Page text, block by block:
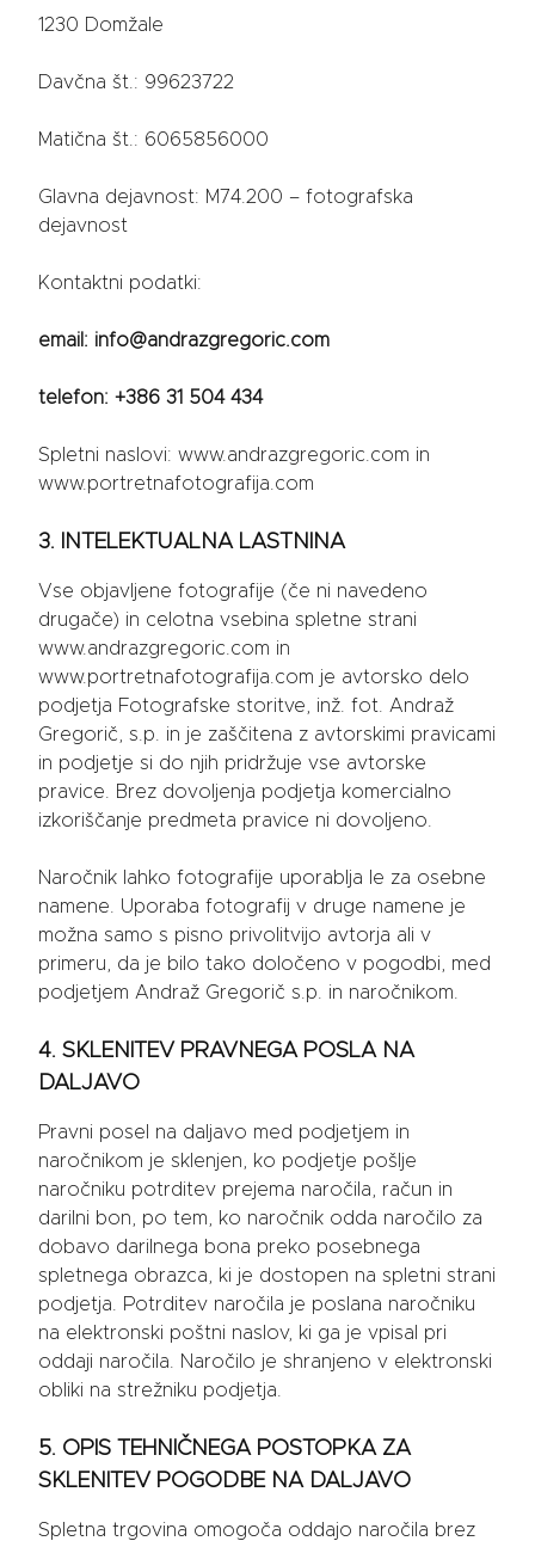
1230 Domžale
Davčna št.: 99623722
Matična št.: 6065856000
Glavna dejavnost: M74.200 – fotografska
dejavnost
Kontaktni podatki:
email: info@andrazgregoric.com
telefon: +386 31 504 434
Spletni naslovi: www.andrazgregoric.com in
www.portretnafotografija.com
3. INTELEKTUALNA LASTNINA
Vse objavljene fotografije (če ni navedeno
drugače) in celotna vsebina spletne strani
www.andrazgregoric.com in
www.portretnafotografija.com je avtorsko delo
podjetja Fotografske storitve, inž. fot. Andraž
Gregorič, s.p. in je zaščitena z avtorskimi pravicami
in podjetje si do njih pridržuje vse avtorske
pravice. Brez dovoljenja podjetja komercialno
izkoriščanje predmeta pravice ni dovoljeno.
Naročnik lahko fotografije uporablja le za osebne
namene. Uporaba fotografij v druge namene je
možna samo s pisno privolitvijo avtorja ali v
primeru, da je bilo tako določeno v pogodbi, med
podjetjem Andraž Gregorič s.p. in naročnikom.
4. SKLENITEV PRAVNEGA POSLA NA
DALJAVO
Pravni posel na daljavo med podjetjem in
naročnikom je sklenjen, ko podjetje pošlje
naročniku potrditev prejema naročila, račun in
darilni bon, po tem, ko naročnik odda naročilo za
dobavo darilnega bona preko posebnega
spletnega obrazca, ki je dostopen na spletni strani
podjetja. Potrditev naročila je poslana naročniku
na elektronski poštni naslov, ki ga je vpisal pri
oddaji naročila. Naročilo je shranjeno v elektronski
obliki na strežniku podjetja.
5. OPIS TEHNIČNEGA POSTOPKA ZA
SKLENITEV POGODBE NA DALJAVO
Spletna trgovina omogoča oddajo naročila brez